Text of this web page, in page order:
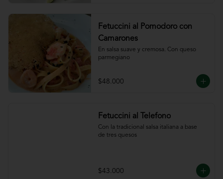
Fetuccini al Pomodoro con
Camarones
En salsa suave y cremosa. Con queso
parmegiano
$48.000
Fetuccini al Telefono
Con la tradicional salsa italiana a base
de tres quesos
$43.000